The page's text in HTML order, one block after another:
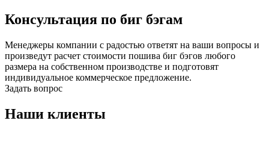
Консультация по биг бэгам
Менеджеры компании с радостью ответят на ваши вопросы и
произведут расчет стоимости пошива биг бэгов любого
размера на собственном производстве и подготовят
индивидуальное коммерческое предложение.
Задать вопрос
Наши клиенты